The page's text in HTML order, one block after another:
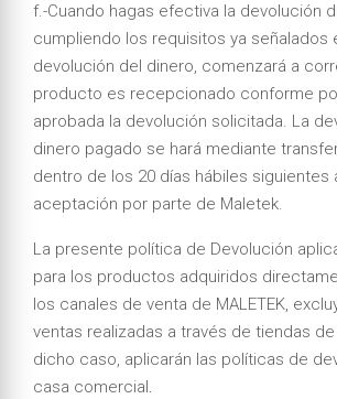
f.-Cuando hagas efectiva la devolución
cumpliendo los requisitos ya señalados
devolución del dinero, comenzará a
producto es recepcionado conforme
aprobada la devolución solicitada. La
dinero pagado se hará mediante
dentro de los 20 días hábiles siguientes
aceptación por parte de Maletek.
La presente política de Devolución
para los productos adquiridos
los canales de venta de MALETEK,
ventas realizadas a través de tiendas
dicho caso, aplicarán las políticas de
casa comercial .